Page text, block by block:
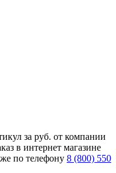
за руб. от компании
в интернет магазине
по телефону 8 (800) 550